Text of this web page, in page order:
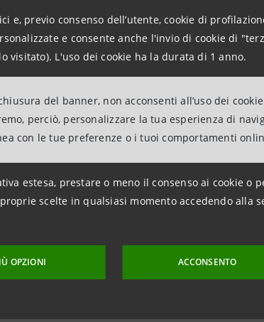
e, previo consenso dell’utente, cookie di
e consente anche l'invio di cookie di
visitato). L'uso dei cookie ha la durata di 1 anno.
del banner, non acconsenti all’uso dei
perciò, personalizzare la tua esperienza di
con le tue preferenze o i tuoi comportamenti
estesa, prestare o meno il consenso ai cookie o
scelte in qualsiasi momento accedendo alla
OPZIONI ACCONSENTO
in un contesto di delicata congiuntura
Nonostante il perdurare di detta
crescita dello 0,3% rispetto a fine 2010.
deteriorate nel corso del 2011 (1.720
dei crediti incagliati (780 milioni
mentre si registra una diminuzione della voce
accoglie i primi stadi
passa dal 35,7% di fine 2010 al 37,8% di fine
si attesta a 1.621 milioni di euro,